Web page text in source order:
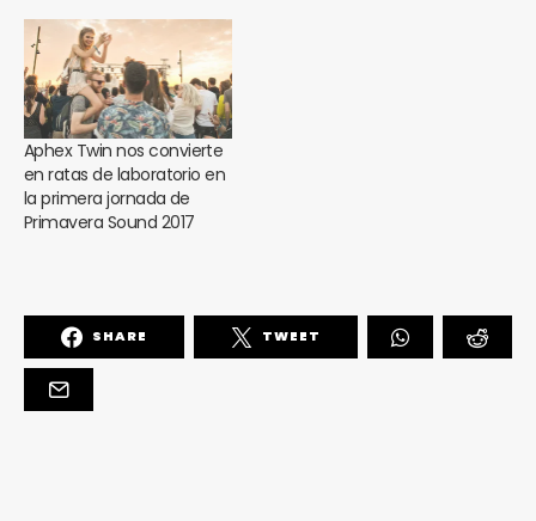
Aphex Twin nos convierte
en ratas de laboratorio en
la primera jornada de
Primavera Sound 2017
SHARE TWEET